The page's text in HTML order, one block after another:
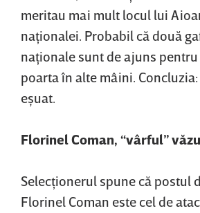
meritau mai mult locul lui
naţionalei. Probabil că două
naţionale sunt de ajuns pentru
poarta în alte mâini.
eşuat.
Florinel Coman, “vârful”
Selecţionerul spune că postul
Florinel Coman este cel de